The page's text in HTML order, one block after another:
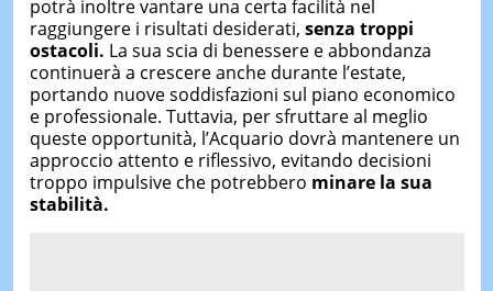
potrà inoltre vantare una certa facilità nel
raggiungere i risultati desiderati, senza troppi
ostacoli. La sua scia di benessere e abbondanza
continuerà a crescere anche durante l’estate,
portando nuove soddisfazioni sul piano economico
e professionale. Tuttavia, per sfruttare al meglio
queste opportunità, l’Acquario dovrà mantenere un
approccio attento e riflessivo, evitando decisioni
troppo impulsive che potrebbero minare la sua
stabilità.